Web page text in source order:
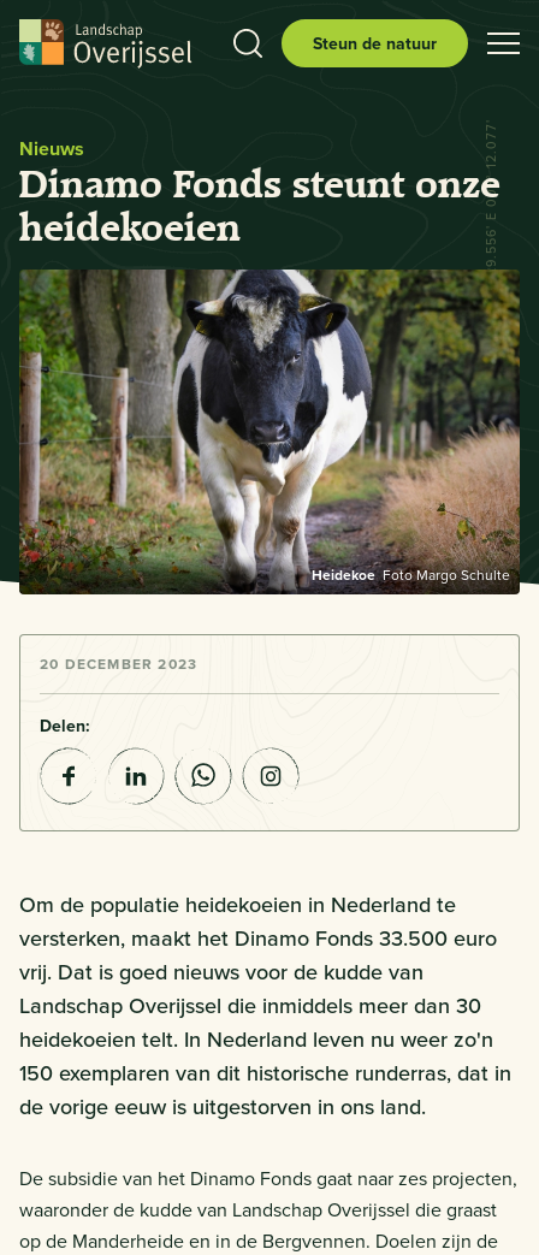
Steun de natuur
Nieuws
Dinamo Fonds steunt onze
heidekoeien
HeidekoeFoto Margo Schulte
N 52° 29.556' E 006° 12.077'
20 DECEMBER 2023
Delen:
Om de populatie heidekoeien in Nederland te
versterken, maakt het Dinamo Fonds 33.500 euro
vrij. Dat is goed nieuws voor de kudde van
Landschap Overijssel die inmiddels meer dan 30
heidekoeien telt. In Nederland leven nu weer zo'n
150 exemplaren van dit historische runderras, dat in
de vorige eeuw is uitgestorven in ons land.
De subsidie van het Dinamo Fonds gaat naar zes projecten,
waaronder de kudde van Landschap Overijssel die graast
op de Manderheide en in de Bergvennen. Doelen zijn de